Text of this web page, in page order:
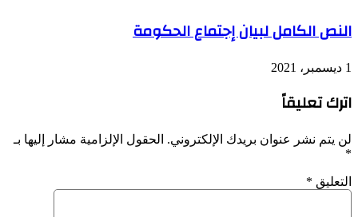
النص الكامل لبيان إجتماع الحكومة
1 ديسمبر، 2021
اترك تعليقاً
لن يتم نشر عنوان بريدك الإلكتروني. الحقول الإلزامية مشار إليها بـ
*
التعليق *